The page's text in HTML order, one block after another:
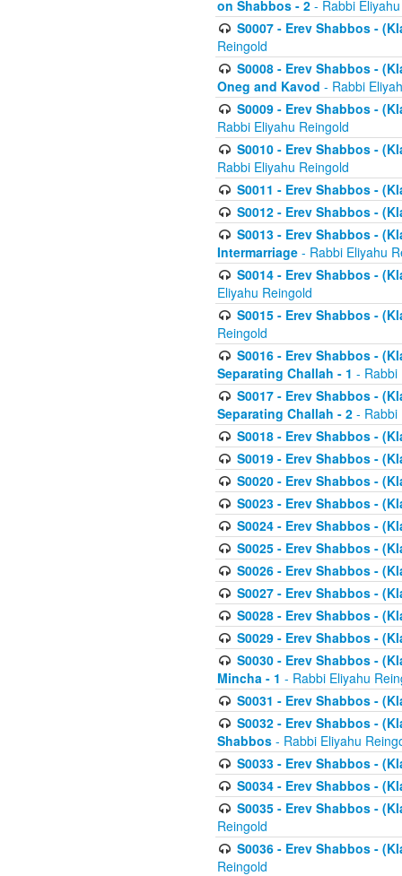
on Shabbos - 2 - Rabbi
S0007 - Erev Shabbos -
Reingold
S0008 - Erev Shabbos -
Oneg and Kavod - Rabbi
S0009 - Erev Shabbos -
Rabbi Eliyahu Reingold
S0010 - Erev Shabbos -
Rabbi Eliyahu Reingold
S0011 - Erev Shabbos -
S0012 - Erev Shabbos -
S0013 - Erev Shabbos -
Intermarriage - Rabbi Eliyahu
S0014 - Erev Shabbos -
Eliyahu Reingold
S0015 - Erev Shabbos -
Reingold
S0016 - Erev Shabbos -
Separating Challah - 1 - Rabbi
S0017 - Erev Shabbos -
Separating Challah - 2 - Rabbi
S0018 - Erev Shabbos -
S0019 - Erev Shabbos -
S0020 - Erev Shabbos -
S0023 - Erev Shabbos -
S0024 - Erev Shabbos -
S0025 - Erev Shabbos -
S0026 - Erev Shabbos -
S0027 - Erev Shabbos -
S0028 - Erev Shabbos -
S0029 - Erev Shabbos -
S0030 - Erev Shabbos -
Mincha - 1 - Rabbi Eliyahu
S0031 - Erev Shabbos -
S0032 - Erev Shabbos -
Shabbos - Rabbi Eliyahu
S0033 - Erev Shabbos -
S0034 - Erev Shabbos -
S0035 - Erev Shabbos -
Reingold
S0036 - Erev Shabbos -
Reingold